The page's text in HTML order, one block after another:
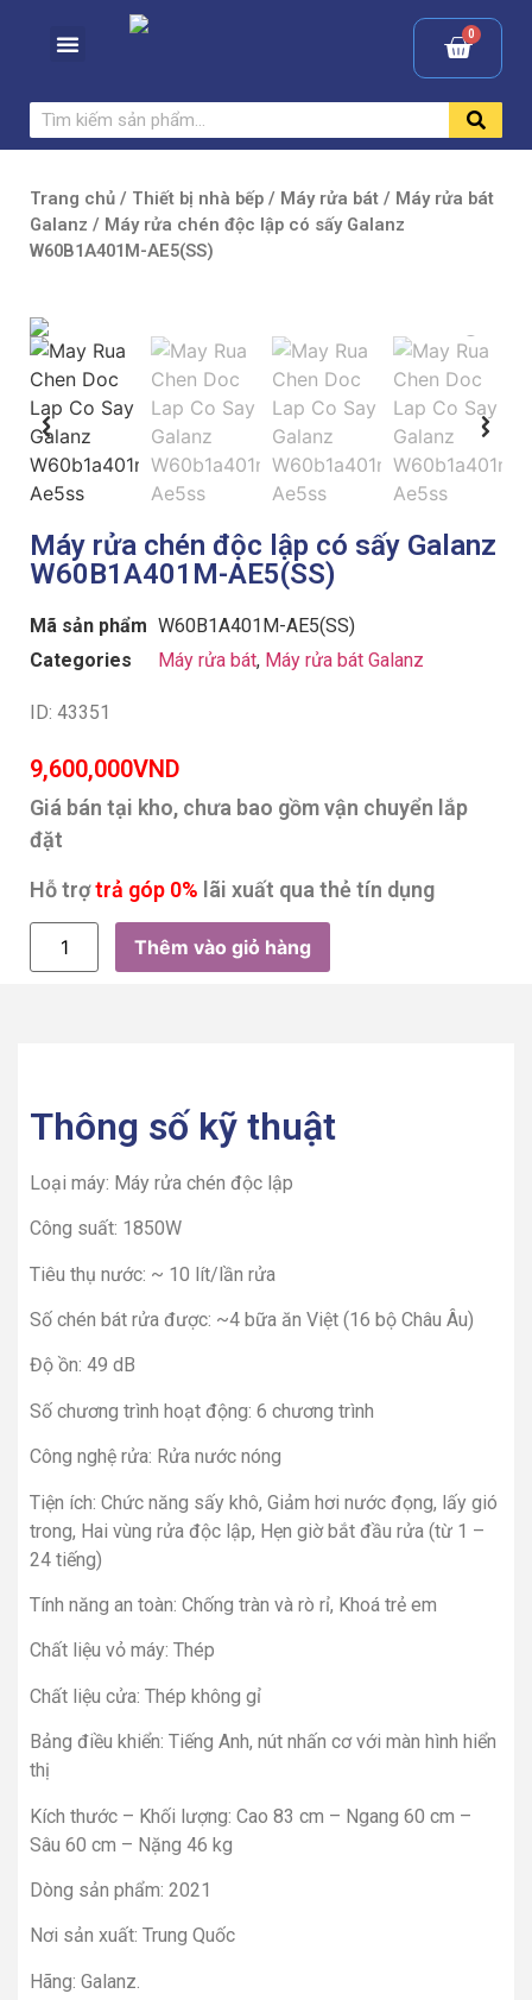
Trang chủ / Thiết bị nhà bếp / Máy rửa bát / Máy rửa bát
Galanz / Máy rửa chén độc lập có sấy Galanz
W60B1A401M-AE5(SS)
Máy rửa chén độc lập có sấy Galanz
W60B1A401M-AE5(SS)
Mã sản phẩm W60B1A401M-AE5(SS)
Categories
Máy rửa bát, Máy rửa bát Galanz
ID: 43351
9,600,000VND
Giá bán tại kho, chưa bao gồm vận chuyển lắp
đặt
Hỗ trợtrả góp 0% lãi xuất qua thẻ tín dụng
Thêm vào giỏ hàng
Thông số kỹ thuật
Loại máy: Máy rửa chén độc lập
Công suất: 1850W
Tiêu thụ nước: ~ 10 lít/lần rửa
Số chén bát rửa được: ~4 bữa ăn Việt (16 bộ Châu Âu)
Độ ồn: 49 dB
Số chương trình hoạt động: 6 chương trình
Công nghệ rửa: Rửa nước nóng
Tiện ích: Chức năng sấy khô, Giảm hơi nước đọng, lấy gió
trong, Hai vùng rửa độc lập, Hẹn giờ bắt đầu rửa (từ 1 –
24 tiếng)
Tính năng an toàn: Chống tràn và rò rỉ, Khoá trẻ em
Chất liệu vỏ máy: Thép
Chất liệu cửa: Thép không gỉ
Bảng điều khiển: Tiếng Anh, nút nhấn cơ với màn hình hiển
thị
Kích thước – Khối lượng: Cao 83 cm – Ngang 60 cm –
Sâu 60 cm – Nặng 46 kg
Dòng sản phẩm: 2021
Nơi sản xuất: Trung Quốc
Hãng: Galanz.